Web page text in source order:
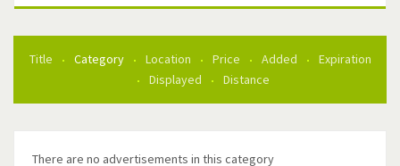
Title Category Location Price Added
Expiration
Displayed
Distance
There are no advertisements in this category